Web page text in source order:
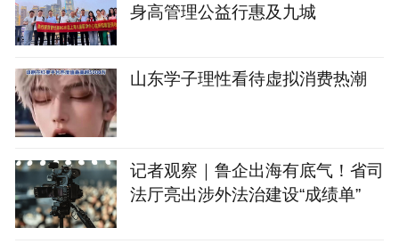
身高管理公益行惠及九城
山东学子理性看待虚拟消费热潮
记者观察｜鲁企出海有底气！省司
法厅亮出涉外法治建设“成绩单”